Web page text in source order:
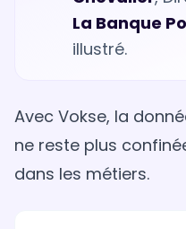
La Banque
illustré.
Avec Vokse, la
ne reste plus
dans les métiers.